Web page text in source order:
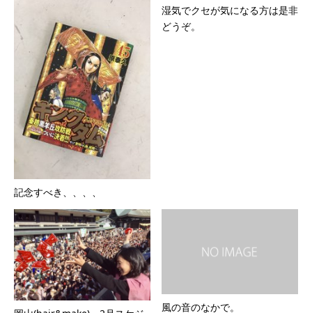
記念すべき、、、、
湿気でクセが気になる方は是非
どうぞ。
風の音のなかで。